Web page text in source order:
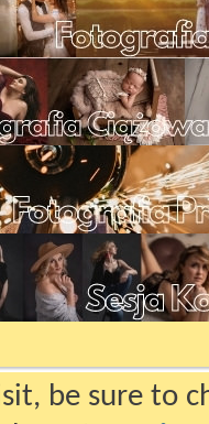
be sure to